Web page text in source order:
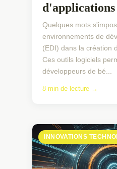
d'applications
Quelques mots
environnements de
(EDI) dans la création
Ces outils logiciels
développeurs de bé...
8 min de lecture →
INNOVATIONS